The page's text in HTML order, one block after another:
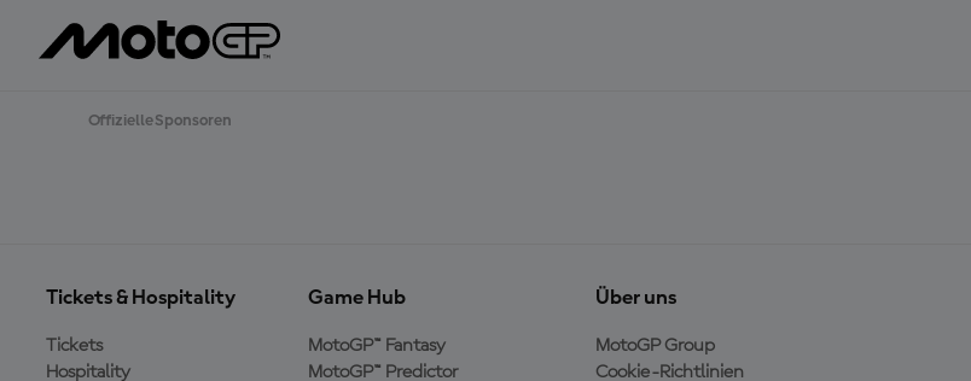
Offizielle Sponsoren
Tickets & Hospitality
Tickets
Hospitality
Game Hub
MotoGP™ Fantasy
MotoGP™ Predictor
Über uns
MotoGP Group
Cookie-Richtlinien